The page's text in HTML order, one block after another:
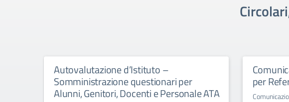
Autovalutazione d’Istituto –
Somministrazione questionari per
Alunni, Genitori, Docenti e Personale ATA
per